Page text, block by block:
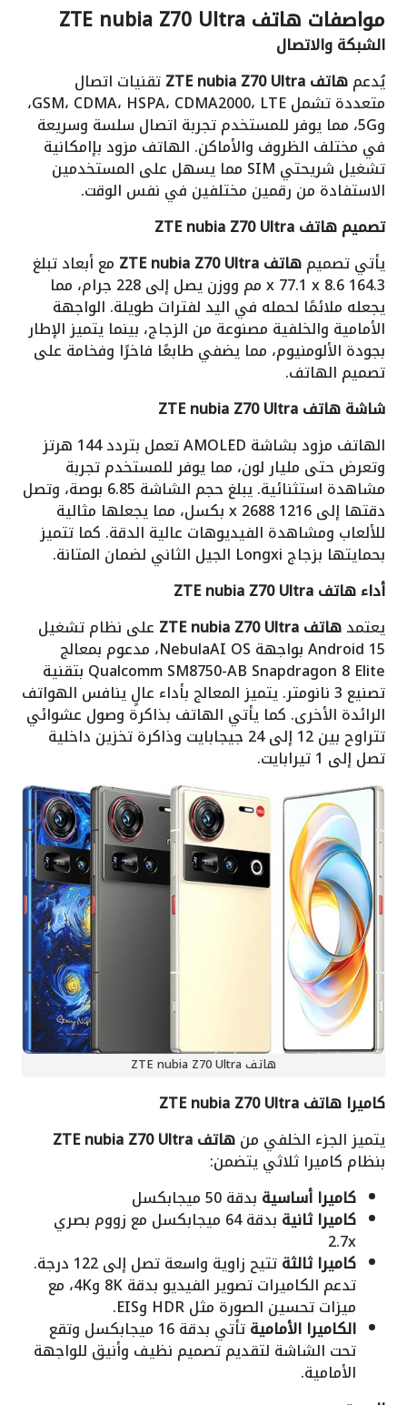
مواصفات هاتف ZTE nubia Z70 Ultra
الشبكة والاتصال
يُدعمهاتف ZTE nubia Z70 Ultra تقنيات اتصال
متعددة تشمل GSM، CDMA، HSPA، CDMA2000، LTE،
و5G، مما يوفر للمستخدم تجربة اتصال سلسة وسريعة
في مختلف الظروف والأماكن. الهاتف مزود بإامكانية
تشغيل شريحتي SIM مما يسهل على المستخدمين
الاستفادة من رقمين مختلفين في نفس الوقت.
تصميم هاتف ZTE nubia Z70 Ultra
يأتي تصميمهاتف ZTE nubia Z70 Ultra مع أبعاد تبلغ
164.3 x 77.1 x 8.6 مم ووزن يصل إلى 228 جرام، مما
يجعله ملائمًا لحمله في اليد لفترات طويلة. الواجهة
الأمامية والخلفية مصنوعة من الزجاج، بينما يتميز الإطار
بجودة الألومنيوم، مما يضفي طابعًا فاخرًا وفخامة على
تصميم الهاتف.
شاشة هاتف ZTE nubia Z70 Ultra
الهاتف مزود بشاشة AMOLED تعمل بتردد 144 هرتز
وتعرض حتى مليار لون، مما يوفر للمستخدم تجربة
مشاهدة استثنائية. يبلغ حجم الشاشة 6.85 بوصة، وتصل
دقتها إلى 1216 x 2688 بكسل، مما يجعلها مثالية
للألعاب ومشاهدة الفيديوهات عالية الدقة. كما تتميز
بحمايتها بزجاج Longxi الجيل الثاني لضمان المتانة.
أداء هاتف ZTE nubia Z70 Ultra
يعتمدهاتف ZTE nubia Z70 Ultra على نظام تشغيل
Android 15 بواجهة NebulaAI OS، مدعوم بمعالج
Qualcomm SM8750-AB Snapdragon 8 Elite بتقنية
تصنيع 3 نانومتر. يتميز المعالج بأداء عالٍ ينافس الهواتف
الرائدة الأخرى. كما يأتي الهاتف بذاكرة وصول عشوائي
تتراوح بين 12 إلى 24 جيجابايت وذاكرة تخزين داخلية
تصل إلى 1 تيرابايت.
هاتف ZTE nubia Z70 Ultra
كاميرا هاتف ZTE nubia Z70 Ultra
يتميز الجزء الخلفي منهاتف ZTE nubia Z70 Ultra
بنظام كاميرا ثلاثي يتضمن:
كاميرا أساسية بدقة 50 ميجابكسل
كاميرا ثانية بدقة 64 ميجابكسل مع زووم بصري
2.7x
كاميرا ثالثة تتيح زاوية واسعة تصل إلى 122 درجة.
تدعم الكاميرات تصوير الفيديو بدقة 8K و4K، مع
ميزات تحسين الصورة مثل HDR وEIS.
الكاميرا الأمامية تأتي بدقة 16 ميجابكسل وتقع
تحت الشاشة لتقديم تصميم نظيف وأنيق للواجهة
الأمامية.